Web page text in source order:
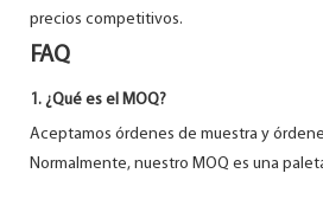
precios competitivos.
FAQ
1. ¿Qué es el MOQ?
Aceptamos órdenes de muestra y
Normalmente, nuestro MOQ es una